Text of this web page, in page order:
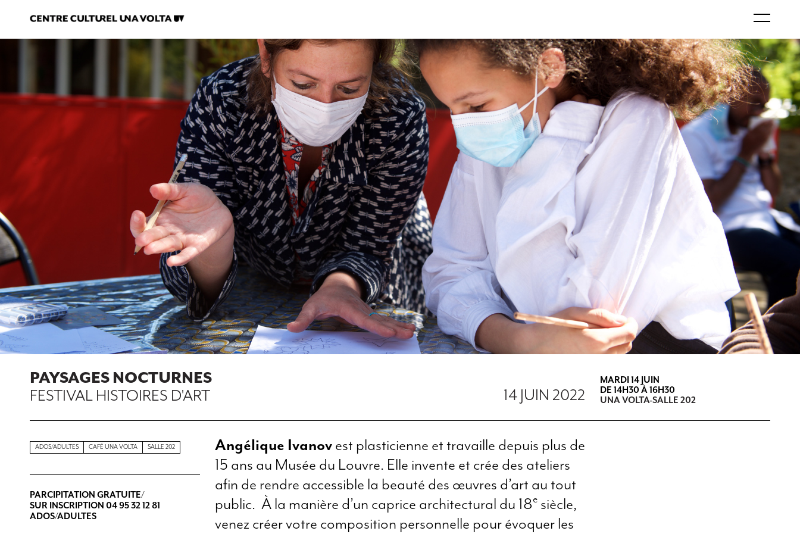
PAYSAGES NOCTURNES
FESTIVAL HISTOIRES D'ART
14 JUIN 2022
MARDI 14 JUIN
DE 14H30 À 16H30
UNA VOLTA-SALLE 202
ADOS/ADULTES CAFÉ UNA VOLTA SALLE 202
PARCIPITATION GRATUITE/
SUR INSCRIPTION 04 95 32 12 81
ADOS/ADULTES
Angélique Ivanovest plasticienne et travaille depuis plus de
15 ans au Musée du Louvre. Elle invente et crée des ateliers
afin de rendre accessible la beauté des œuvres d’art au tout
public. À la manière d’un caprice architectural du 18e siècle,
venez créer votre composition personnelle pour évoquer les